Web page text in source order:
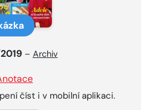
– Archiv
číst i v mobilní aplikaci.